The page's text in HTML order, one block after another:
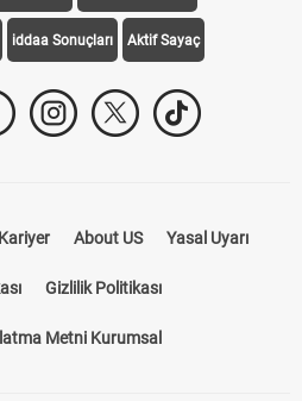
iddaa Sonuçları Aktif Sayaç
Kariyer About US Yasal Uyarı
Gizlilik Politikası
Metni Kurumsal